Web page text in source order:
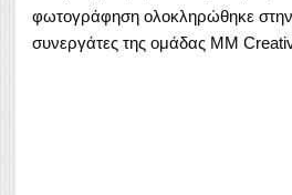
φωτογράφηση ολοκληρώθηκε
συνεργάτες της ομάδας MM